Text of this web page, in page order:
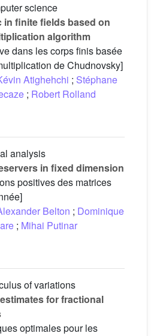
science
in finite fields based on
algorithm
dans les corps finis basée
de Chudnovsky]
Atighehchi ; Stéphane
; Robert Rolland
analysis
in fixed dimension
positives des matrices
Belton ; Dominique
; Mihai Putinar
of variations
for fractional
optimales pour les